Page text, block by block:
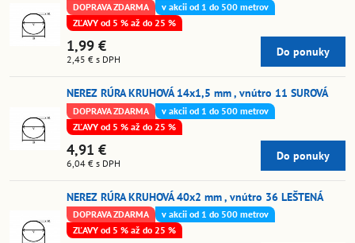
DOPRAVA ZDARMA
v akcii od 1 do 500 metrov
ZĽAVY od 5 % až do 25 %
1,99 €
2,45 € s DPH
Do ponuky
NEREZ RÚRA KRUHOVÁ 14x1,5 mm , vnútro 11 SUROVÁ
DOPRAVA ZDARMA
v akcii od 1 do 500 metrov
ZĽAVY od 5 % až do 25 %
4,91 €
6,04 € s DPH
Do ponuky
NEREZ RÚRA KRUHOVÁ 40x2 mm , vnútro 36 LEŠTENÁ
DOPRAVA ZDARMA
v akcii od 1 do 500 metrov
ZĽAVY od 5 % až do 25 %